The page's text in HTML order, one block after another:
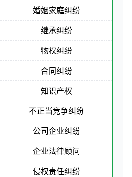
婚姻家庭纠纷
继承纠纷
物权纠纷
合同纠纷
知识产权
不正当竞争纠纷
公司企业纠纷
企业法律顾问
侵权责任纠纷